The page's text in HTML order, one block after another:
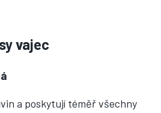
vajec
a poskytují téměř všechny